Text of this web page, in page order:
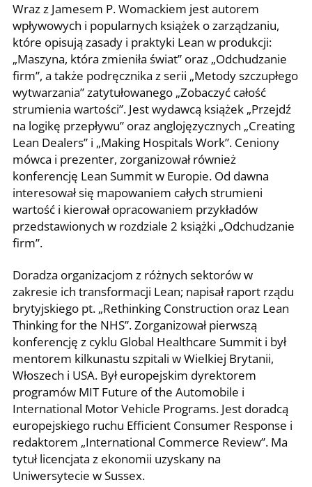
Wraz z Jamesem P. Womackiem jest autorem
wpływowych i popularnych książek o zarządzaniu,
które opisują zasady i praktyki Lean w produkcji:
„Maszyna, która zmieniła świat” oraz „Odchudzanie
firm”, a także podręcznika z serii „Metody szczupłego
wytwarzania” zatytułowanego „Zobaczyć całość
strumienia wartości”. Jest wydawcą książek „Przejdź
na logikę przepływu” oraz anglojęzycznych „Creating
Lean Dealers” i „Making Hospitals Work”. Ceniony
mówca i prezenter, zorganizował również
konferencję Lean Summit w Europie. Od dawna
interesował się mapowaniem całych strumieni
wartość i kierował opracowaniem przykładów
przedstawionych w rozdziale 2 książki „Odchudzanie
firm”.
Doradza organizacjom z różnych sektorów w
zakresie ich transformacji Lean; napisał raport rządu
brytyjskiego pt. „Rethinking Construction oraz Lean
Thinking for the NHS”. Zorganizował pierwszą
konferencję z cyklu Global Healthcare Summit i był
mentorem kilkunastu szpitali w Wielkiej Brytanii,
Włoszech i USA. Był europejskim dyrektorem
programów MIT Future of the Automobile i
International Motor Vehicle Programs. Jest doradcą
europejskiego ruchu Efficient Consumer Response i
redaktorem „International Commerce Review”. Ma
tytuł licencjata z ekonomii uzyskany na
Uniwersytecie w Sussex.